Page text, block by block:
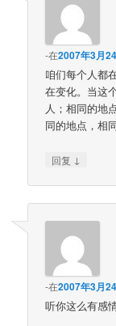
-在2007年3月
咱们每个人都
在变化。当这
人；相同的地
同的地点，相
回复 ↓
-在2007年3月
听你这么有感